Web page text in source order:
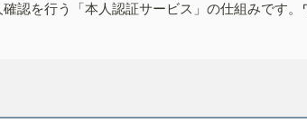
認を行う「本人認証サービス」の仕組みです。